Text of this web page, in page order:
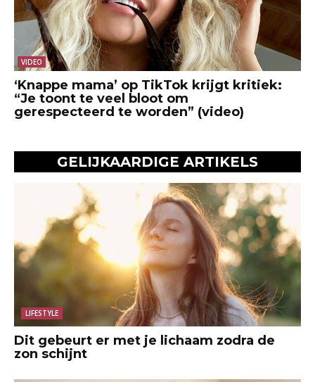
VIDEO
‘Knappe mama’ op TikTok krijgt kritiek:
“Je toont te veel bloot om
gerespecteerd te worden” (video)
GELIJKAARDIGE ARTIKELS
LIFESTYLE
Dit gebeurt er met je lichaam zodra de
zon schijnt